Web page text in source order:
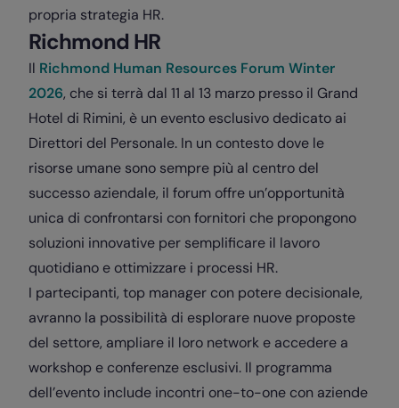
propria strategia HR.
Richmond HR
Il Richmond Human Resources Forum Winter
2026, che si terrà dal 11 al 13 marzo presso il Grand
Hotel di Rimini, è un evento esclusivo dedicato ai
Direttori del Personale. In un contesto dove le
risorse umane sono sempre più al centro del
successo aziendale, il forum offre un’opportunità
unica di confrontarsi con fornitori che propongono
soluzioni innovative per semplificare il lavoro
quotidiano e ottimizzare i processi HR.
I partecipanti, top manager con potere decisionale,
avranno la possibilità di esplorare nuove proposte
del settore, ampliare il loro network e accedere a
workshop e conferenze esclusivi. Il programma
dell’evento include incontri one-to-one con aziende